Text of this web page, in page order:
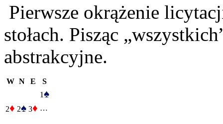
Pierwsze okrążenie
stołach. Pisząc
abstrakcyjne.
W N E
S
1♠
2♦ 2♠ 3♦ …